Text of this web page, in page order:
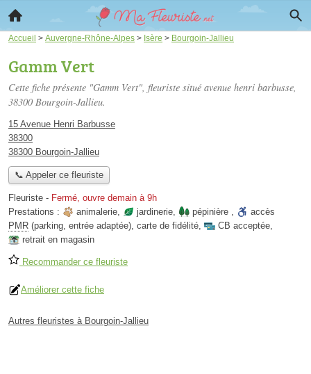
Accueil > Auvergne-Rhône-Alpes > Isère > Bourgoin-Jallieu
Gamm Vert
Cette fiche présente "Gamm Vert", fleuriste situé avenue henri barbusse,
38300 Bourgoin-Jallieu.
15 Avenue Henri Barbusse
38300
38300 Bourgoin-Jallieu
📞 Appeler ce fleuriste
Fleuriste - Fermé, ouvre demain à 9h
Prestations :
animalerie, jardinerie, pépinière ,
accès
PMR (parking, entrée adaptée), carte de fidélité, CB acceptée,
retrait en magasin
Recommander ce fleuriste
Améliorer cette fiche
Autres fleuristes à Bourgoin-Jallieu